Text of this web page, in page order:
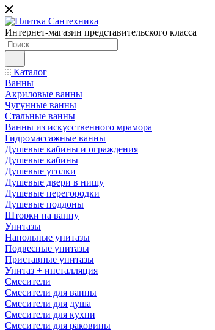
Интернет-магазин представительского класса
Каталог
Ванны
Акриловые ванны
Чугунные ванны
Стальные ванны
Ванны из искусственного мрамора
Гидромассажные ванны
Душевые кабины и ограждения
Душевые кабины
Душевые уголки
Душевые двери в нишу
Душевые перегородки
Душевые поддоны
Шторки на ванну
Унитазы
Напольные унитазы
Подвесные унитазы
Приставные унитазы
Унитаз + инсталляция
Смесители
Смесители для ванны
Смесители для душа
Смесители для кухни
Смесители для раковины